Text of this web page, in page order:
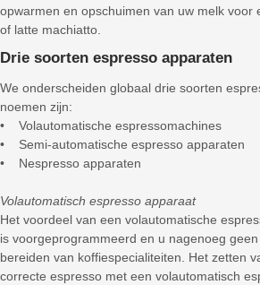
opwarmen en opschuimen van uw melk voor
of latte machiatto.
Drie soorten espresso apparaten
We onderscheiden globaal drie soorten
noemen zijn:
• Volautomatische espressomachines
• Semi-automatische espresso apparaten
• Nespresso apparaten
Volautomatisch espresso apparaat
Het voordeel van een volautomatische
is voorgeprogrammeerd en u nagenoeg
bereiden van koffiespecialiteiten. Het zetten
correcte espresso met een volautomatisch